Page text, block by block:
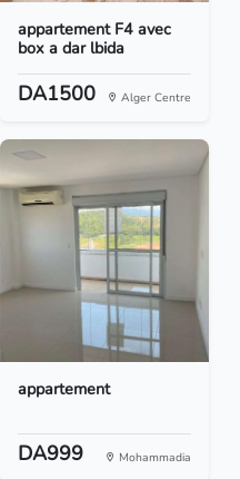
appartement F4 avec
box a dar lbida
DA1500 Alger Centre
appartement
DA999 Mohammadia